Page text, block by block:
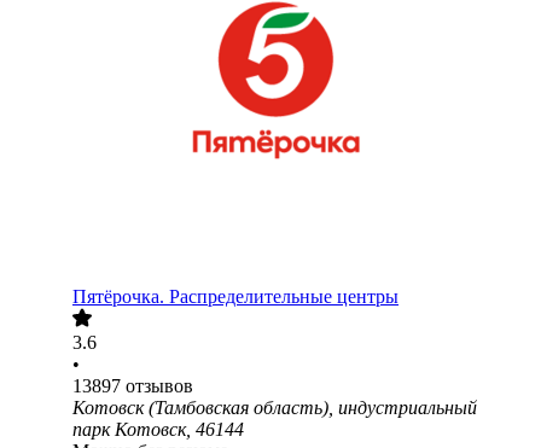
Пятёрочка. Распределительные центры
3.6
•
13897 отзывов
Котовск (Тамбовская область), индустриальный
парк Котовск, 46144